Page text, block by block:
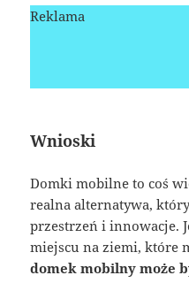
Reklama
Wnioski
Domki mobilne to coś
realna alternatywa,
przestrzeń i innowacje.
miejscu na ziemi, które
domek mobilny może